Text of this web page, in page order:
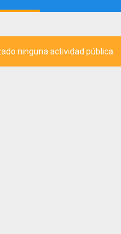
ninguna actividad pública.